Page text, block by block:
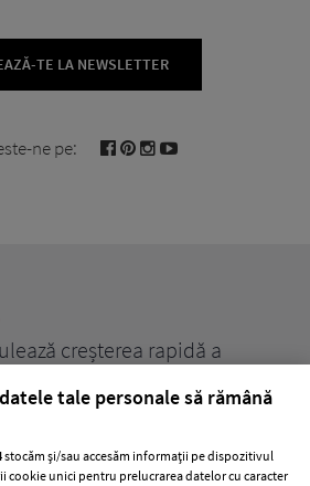
TE LA NEWSLETTER
ne pe:
creșterea rapidă a
tale personale să rămână
stocăm și/sau accesăm informații pe dispozitivul
cookie unici pentru prelucrarea datelor cu caracter